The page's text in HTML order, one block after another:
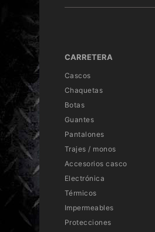
CARRETERA
Cascos
Chaquetas
Botas
Guantes
Pantalones
Trajes / monos
Accesorios casco
Electrónica
Térmicos
Impermeables
Protecciones